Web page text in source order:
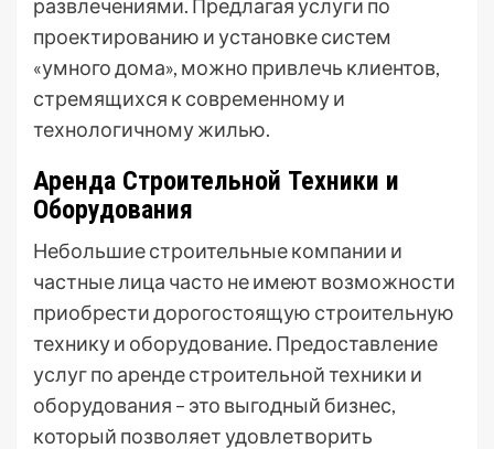
развлечениями. Предлагая услуги по
проектированию и установке систем
«умного дома», можно привлечь клиентов,
стремящихся к современному и
технологичному жилью.
Аренда Строительной Техники и
Оборудования
Небольшие строительные компании и
частные лица часто не имеют возможности
приобрести дорогостоящую строительную
технику и оборудование. Предоставление
услуг по аренде строительной техники и
оборудования – это выгодный бизнес,
который позволяет удовлетворить